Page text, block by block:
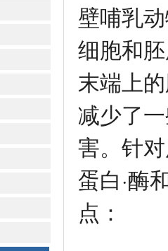
壁哺乳
细胞和
末端上
减少了
害。针
蛋白·酶
点：